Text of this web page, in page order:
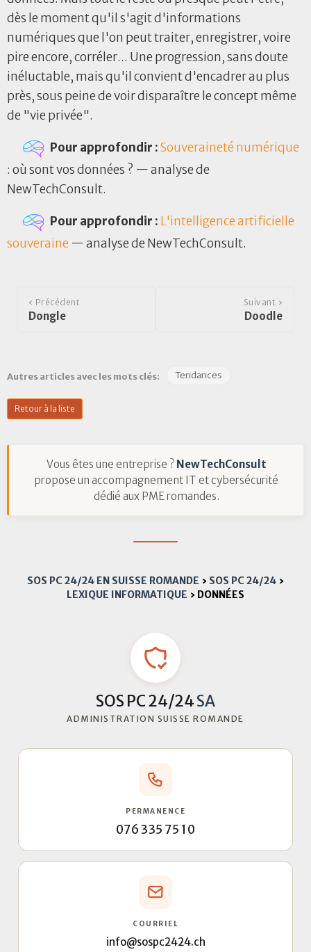
dès le moment qu'il s'agit d'informations
numériques que l'on peut traiter, enregistrer, voire
pire encore, corréler... Une progression, sans doute
inéluctable, mais qu'il convient d'encadrer au plus
près, sous peine de voir disparaître le concept même
de "vie privée".
Pour approfondir :Souveraineté numérique
: où sont vos données ? — analyse de
NewTechConsult.
Pour approfondir : L'intelligence artificielle
souveraine — analyse de NewTechConsult.
‹ Précédent
Dongle
Suivant ›
Doodle
Autres articles avec les mots clés: Tendances
Retour à la liste
Vous êtes une entreprise ? NewTechConsult
propose un accompagnement IT et cybersécurité
dédié aux PME romandes.
SOS PC 24/24 EN SUISSE ROMANDE › SOS PC 24/24 ›
LEXIQUE INFORMATIQUE › DONNÉES
SOS PC 24/24SA
ADMINISTRATION SUISSE ROMANDE
PERMANENCE
076 335 75 10
COURRIEL
info@sospc2424.ch